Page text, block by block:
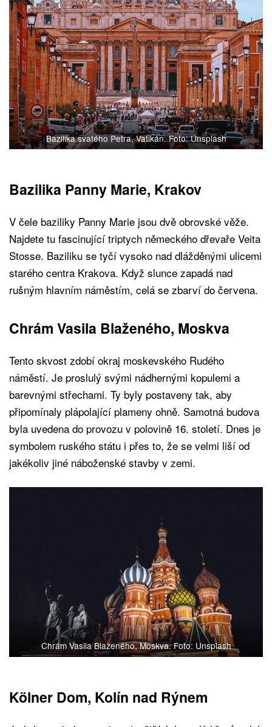
Bazilika svatého Petra, Vatikán. Foto: Unsplash
Bazilika Panny Marie, Krakov
V čele baziliky Panny Marie jsou dvě obrovské věže.
Najdete tu fascinující triptych německého dřevaře Veita
Stosse. Baziliku se tyčí vysoko nad dlážděnými ulicemi
starého centra Krakova. Když slunce zapadá nad
rušným hlavním náměstím, celá se zbarví do červena.
Chrám Vasila Blaženého, Moskva
Tento skvost zdobí okraj moskevského Rudého
náměstí. Je proslulý svými nádhernými kopulemi a
barevnými střechami. Ty byly postaveny tak, aby
připomínaly plápolající plameny ohně. Samotná budova
byla uvedena do provozu v polovině 16. století. Dnes je
symbolem ruského státu i přes to, že se velmi liší od
jakékoliv jiné náboženské stavby v zemi.
Chrám Vasila Blaženého, Moskva. Foto: Unsplash
Kölner Dom, Kolín nad Rýnem